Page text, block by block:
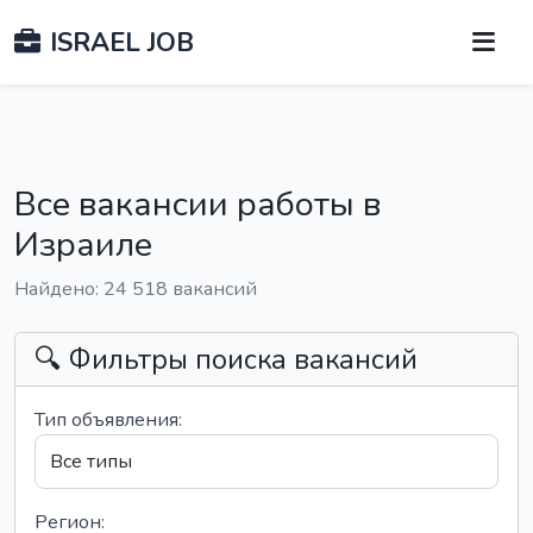
ISRAEL JOB
Все вакансии работы в
Израиле
Найдено: 24 518 вакансий
🔍 Фильтры поиска вакансий
Тип объявления:
Регион: